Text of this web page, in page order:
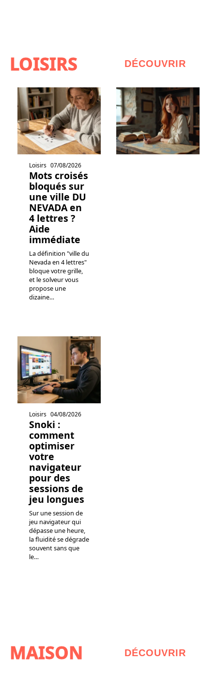
LOISIRS DÉCOUVRIR
Loisirs 07/08/2026
Mots croisés
bloqués sur
une ville DU
NEVADA en
4 lettres ?
Aide
immédiate
La définition "ville du
Nevada en 4 lettres"
bloque votre grille,
et le solveur vous
propose une
dizaine…
Loisirs 04/08/2026
Snoki :
comment
optimiser
votre
navigateur
pour des
sessions de
jeu longues
Sur une session de
jeu navigateur qui
dépasse une heure,
la fluidité se dégrade
souvent sans que
le…
MAISON DÉCOUVRIR